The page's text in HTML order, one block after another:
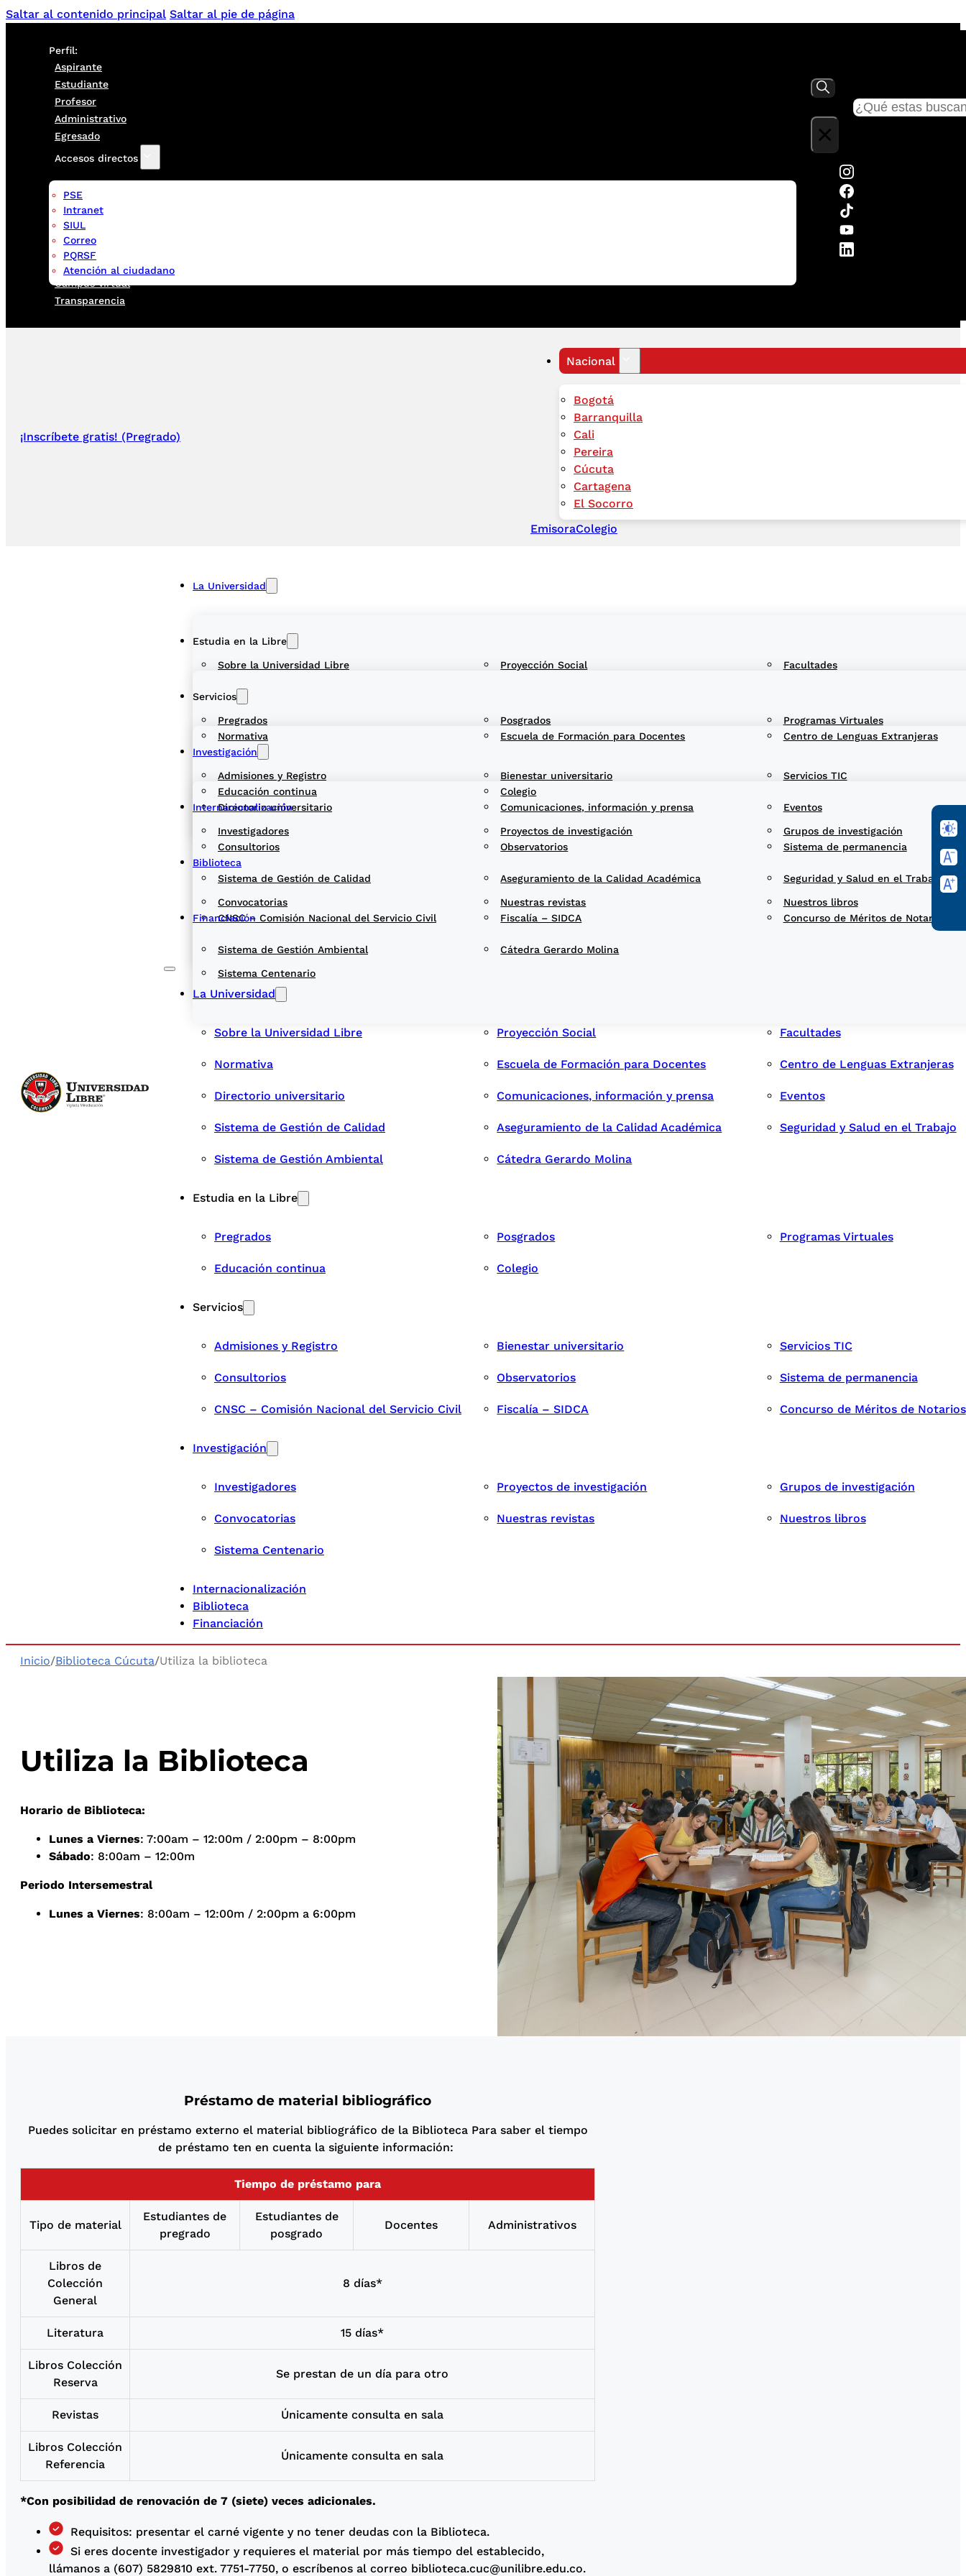
Saltar al contenido principal Saltar al pie de página
Perfil:
Aspirante
Estudiante
Profesor
Administrativo
Egresado
Accesos directos
PSE
Intranet
SIUL
Correo
PQRSF
Atención al ciudadano
Campus virtual
Transparencia
×
¡Inscríbete gratis! (Pregrado)
Nacional
Bogotá
Barranquilla
Cali
Pereira
Cúcuta
Cartagena
El Socorro
EmisoraColegio
La Universidad
Sobre la Universidad Libre Proyección Social Facultades
Normativa Escuela de Formación para Docentes Centro de Lenguas Extranjeras
Directorio universitario Comunicaciones, información y prensa Eventos
Sistema de Gestión de Calidad Aseguramiento de la Calidad Académica Seguridad y Salud en el Trabajo
Sistema de Gestión Ambiental Cátedra Gerardo Molina
Estudia en la Libre
Pregrados Posgrados Programas Virtuales
Educación continua Colegio
Servicios
Admisiones y Registro Bienestar universitario Servicios TIC
Consultorios Observatorios Sistema de permanencia
CNSC – Comisión Nacional del Servicio Civil Fiscalía – SIDCA Concurso de Méritos de Notarios
Investigación
Investigadores Proyectos de investigación Grupos de investigación
Convocatorias Nuestras revistas Nuestros libros
Sistema Centenario
Internacionalización
Biblioteca
Financiación
La Universidad
Sobre la Universidad Libre Proyección Social Facultades
Normativa Escuela de Formación para Docentes Centro de Lenguas Extranjeras
Directorio universitario Comunicaciones, información y prensa Eventos
Sistema de Gestión de Calidad Aseguramiento de la Calidad Académica Seguridad y Salud en el Trabajo
Sistema de Gestión Ambiental Cátedra Gerardo Molina
Estudia en la Libre
Pregrados Posgrados Programas Virtuales
Educación continua Colegio
Servicios
Admisiones y Registro Bienestar universitario Servicios TIC
Consultorios Observatorios Sistema de permanencia
CNSC – Comisión Nacional del Servicio Civil Fiscalía – SIDCA Concurso de Méritos de Notarios
Investigación
Investigadores Proyectos de investigación Grupos de investigación
Convocatorias Nuestras revistas Nuestros libros
Sistema Centenario
Internacionalización
Biblioteca
Financiación
Inicio/Biblioteca Cúcuta/Utiliza la biblioteca
Utiliza la Biblioteca
Horario de Biblioteca:
Lunes a Viernes: 7:00am – 12:00m / 2:00pm – 8:00pm
Sábado: 8:00am – 12:00m
Periodo Intersemestral
Lunes a Viernes: 8:00am – 12:00m / 2:00pm a 6:00pm
Préstamo de material bibliográfico
Puedes solicitar en préstamo externo el material bibliográfico de la Biblioteca Para saber el tiempo
de préstamo ten en cuenta la siguiente información:
Tiempo de préstamo para
Tipo de material
Estudiantes de
pregrado
Estudiantes de
posgrado
Docentes Administrativos
Libros de
Colección
General
8 días*
Literatura 15 días*
Libros Colección
Reserva
Se prestan de un día para otro
Revistas Únicamente consulta en sala
Libros Colección
Referencia
Únicamente consulta en sala
*Con posibilidad de renovación de 7 (siete) veces adicionales.
Requisitos: presentar el carné vigente y no tener deudas con la Biblioteca.
Si eres docente investigador y requieres el material por más tiempo del establecido,
llámanos a (607) 5829810 ext. 7751-7750, o escríbenos al correo biblioteca.cuc@unilibre.edu.co.